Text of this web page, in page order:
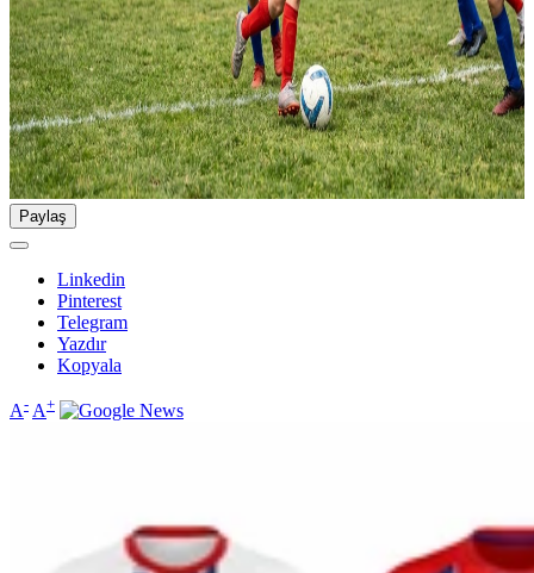
Paylaş
Linkedin
Pinterest
Telegram
Yazdır
Kopyala
A- A+